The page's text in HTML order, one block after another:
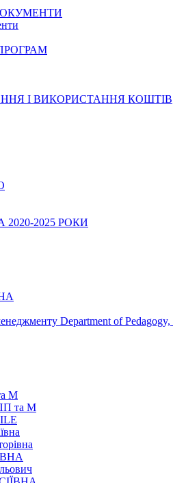
І ВИКОРИСТАННЯ КОШТІВ
2025 РОКИ
Department of
М
ПП та М